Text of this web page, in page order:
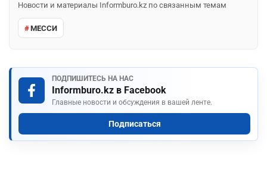
Новости и материалы Informburo.kz по связанным темам
МЕССИ
ПОДПИШИТЕСЬ НА НАС
Informburo.kz в Facebook
Главные новости и обсуждения в вашей ленте.
Подписаться